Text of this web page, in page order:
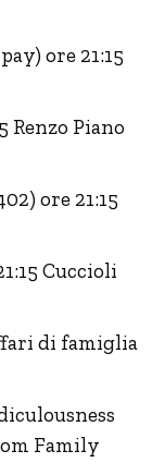
ore 21:15
Renzo Piano
ore 21:15
Cuccioli
di famiglia
Family